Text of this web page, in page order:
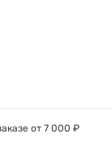
от 7 000 ₽